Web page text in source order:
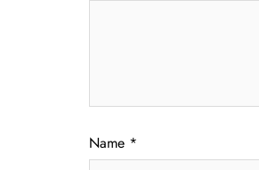
Name *